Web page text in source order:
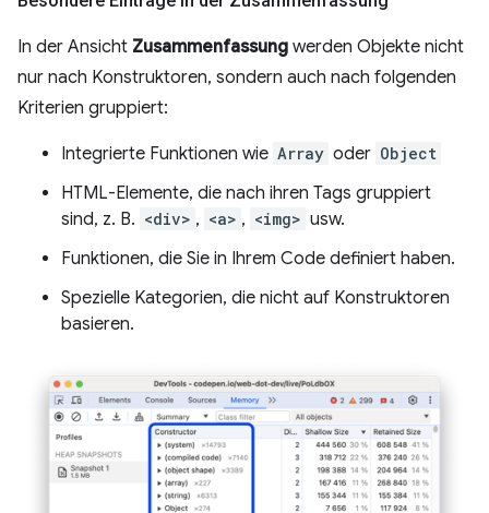
In der Ansicht Zusammenfassung werden Objekte nicht
nur nach Konstruktoren, sondern auch nach folgenden
Kriterien gruppiert:
Integrierte Funktionen wie Array oder Object
HTML-Elemente, die nach ihren Tags gruppiert
sind, z. B. <div> , <a> , <img> usw.
Funktionen, die Sie in Ihrem Code definiert haben.
Spezielle Kategorien, die nicht auf Konstruktoren
basieren.